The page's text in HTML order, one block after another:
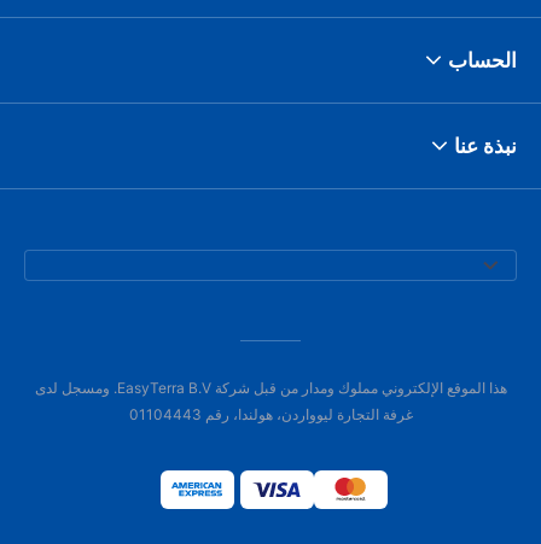
الحساب
نبذة عنا
هذا الموقع الإلكتروني مملوك ومدار من قبل شركة EasyTerra B.V. ومسجل لدى
غرفة التجارة ليوواردن، هولندا، رقم 01104443